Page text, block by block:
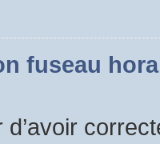
fuseau